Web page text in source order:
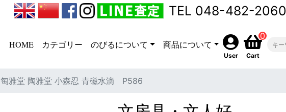
TEL 048-482-2060
HOME カテゴリー のびるについて 商品について
User
0
Cart
匋雅堂 陶雅堂 小森忍 青磁水滴 P586